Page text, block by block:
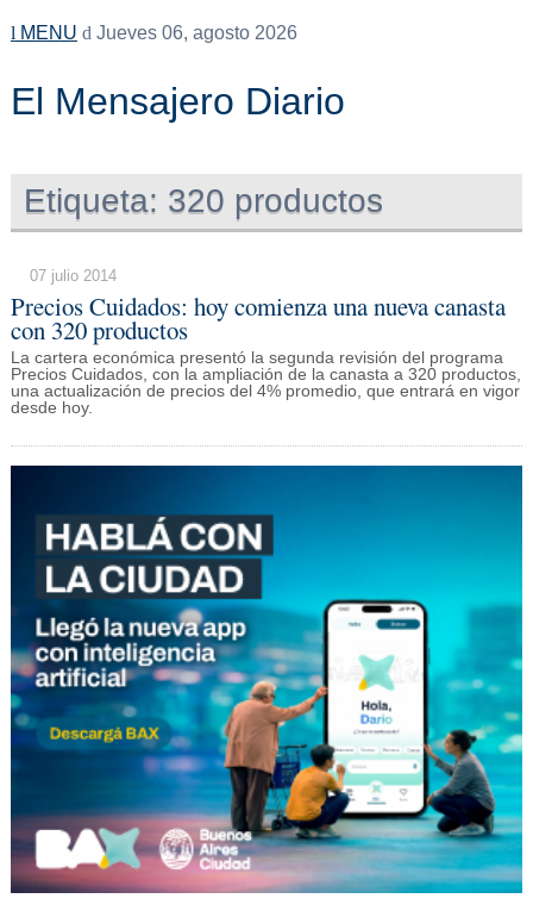
MENU Jueves 06, agosto 2026
El Mensajero Diario
Etiqueta: 320 productos
07 julio 2014
Precios Cuidados: hoy comienza una nueva canasta
con 320 productos
La cartera económica presentó la segunda revisión del programa
Precios Cuidados, con la ampliación de la canasta a 320 productos,
una actualización de precios del 4% promedio, que entrará en vigor
desde hoy.